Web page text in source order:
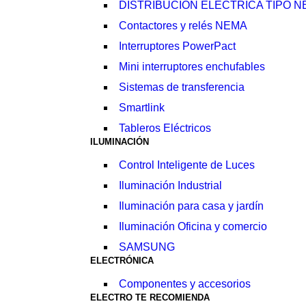
DISTRIBUCIÓN ELÉCTRICA TIPO
Contactores y relés NEMA
Interruptores PowerPact
Mini interruptores enchufables
Sistemas de transferencia
Smartlink
Tableros Eléctricos
ILUMINACIÓN
Control Inteligente de Luces
Iluminación Industrial
Iluminación para casa y jardín
Iluminación Oficina y comercio
SAMSUNG
ELECTRÓNICA
Componentes y accesorios
ELECTRO TE RECOMIENDA